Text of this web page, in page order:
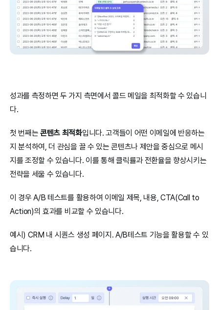
성과를 측정하면 두 가지 측면에서 콜드 메일을 최적화할 수 있습니
다.
첫 번째는 콘텐츠 최적화입니다. 고객들이 어떤 이메일에 반응하는
지 분석하여, 더 관심을 끌 수 있는 콘텐츠나 제안을 중심으로 메시
지를 조정할 수 있습니다. 이를 통해 클릭률과 전환율을 향상시키는
전략을 세울 수 있습니다.
이 경우 A/B 테스트를 활용하여 이메일 제목, 내용, CTA(Call to
Action)의 효과를 비교할 수 있습니다.
예시) CRM 내 시퀀스 생성 페이지. A/B테스트 기능을 활용할 수 있
습니다.